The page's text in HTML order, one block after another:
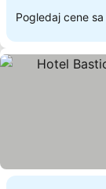
Pogledaj cene sa